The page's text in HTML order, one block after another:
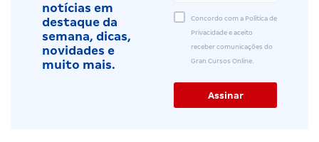
notícias em
destaque da
semana, dicas,
novidades e
muito mais.
Concordo com a Política de
Privacidade e aceito
receber comunicações do
Gran Cursos Online.